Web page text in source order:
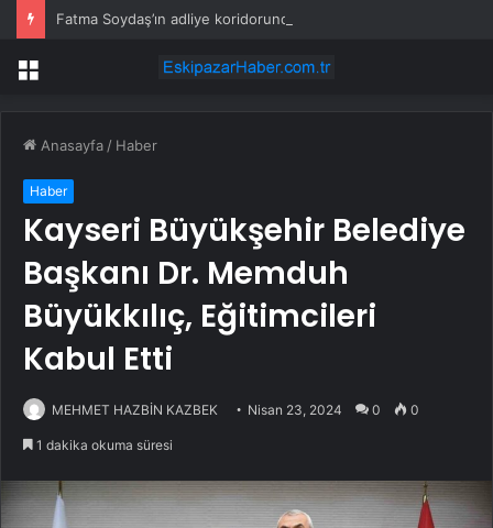
Fatma Soydaş’ın adliye koridorundaki doğal hali viral oldu
Menü
Anasayfa / Haber
Haber
Kayseri Büyükşehir Belediye
Başkanı Dr. Memduh
Büyükkılıç, Eğitimcileri
Kabul Etti
MEHMET HAZBİN KAZBEK Nisan 23, 2024 0 0
1 dakika okuma süresi